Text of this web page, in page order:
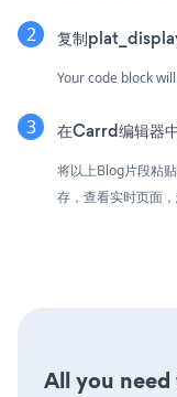
复制
Your code block
在Carrd编辑器
将以上Blog片段粘
存，查看实时页面
All you